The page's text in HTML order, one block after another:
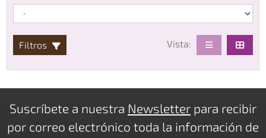
Filtros Vista:
Suscríbete a nuestra Newsletter para recibir
por correo electrónico toda la información de